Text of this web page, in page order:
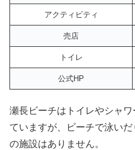
アクティビティ
売店
トイレ
公式HP
瀬長ビーチはトイレやシャ
ていますが、ビーチで泳い
の施設はありません。